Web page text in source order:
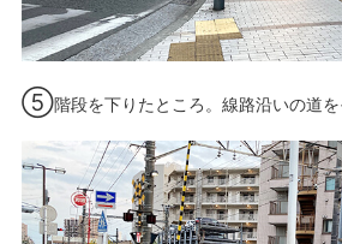
⑤階段を下りたところ。線路沿いの道